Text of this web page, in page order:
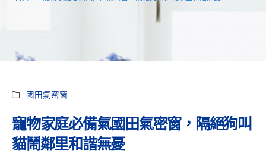
國田氣密窗
寵物家庭必備氣國田氣密窗，隔絕狗叫
貓鬧鄰里和諧無憂